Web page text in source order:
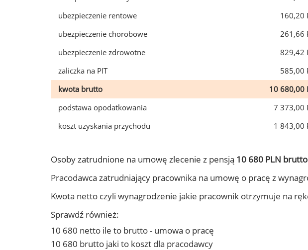
ubezpieczenie rentowe
160,20
ubezpieczenie chorobowe
261,66
ubezpieczenie zdrowotne
829,42
zaliczka na PIT
585,00
kwota brutto
10 680,00
podstawa opodatkowania
7 373,00
koszt uzyskania przychodu
1 843,00
Osoby zatrudnione na umowę zlecenie z pensją 10 680 PLN brutto
Pracodawca zatrudniający pracownika na umowę o pracę z
Kwota netto czyli wynagrodzenie jakie pracownik otrzymuje na
Sprawdź również:
10 680 netto ile to brutto - umowa o pracę
10 680 brutto jaki to koszt dla pracodawcy